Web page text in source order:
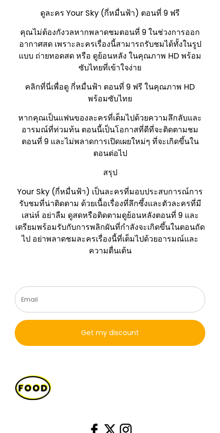
ดูละคร Your Sky (กี่หมื่นฟ้า) ตอนที่ 9 ฟรี
คุณไม่ต้องกังวลหากพลาดชมตอนที่ 9 ในช่วงการออก
อากาศสด เพราะละครเรื่องนี้สามารถรับชมได้ทั้งในรูป
แบบ ถ่ายทอดสด หรือ ดูย้อนหลัง ในคุณภาพ HD พร้อม
ซับไทยที่เข้าใจง่าย
คลิกที่นี่เพื่อดู กี่หมื่นฟ้า ตอนที่ 9 ฟรี ในคุณภาพ HD
พร้อมซับไทย
หากคุณเป็นแฟนของละครที่เต็มไปด้วยความลึกลับและ
อารมณ์ที่ท่วมท้น ตอนนี้เป็นโอกาสที่ดีที่จะติดตามชม
ตอนที่ 9 และไม่พลาดการเปิดเผยใหม่ๆ ที่จะเกิดขึ้นใน
ตอนต่อไป
สรุป
Your Sky (กี่หมื่นฟ้า) เป็นละครที่มอบประสบการณ์การ
รับชมที่น่าติดตาม ด้วยเนื้อเรื่องที่ลึกซึ้งและตัวละครที่มี
เสน่ห์ อย่าลืม ดูสดหรือติดตามดูย้อนหลังตอนที่ 9 และ
เตรียมพร้อมรับกับการพลิกผันที่กำลังจะเกิดขึ้นในตอนถัด
ไป อย่าพลาดชมละครเรื่องนี้ที่เต็มไปด้วยอารมณ์และ
ความตื่นเต้น
Get my discount